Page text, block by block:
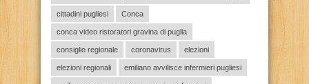
cittadini pugliesi Conca
conca video ristoratori gravina di puglia
consiglio regionale coronavirus elezioni
elezioni regionali emiliano avvilisce infermieri pugliesi